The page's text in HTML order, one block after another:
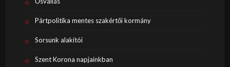
Pártpolitika mentes szakértői kormány
Sorsunk alakítói
Szent Korona napjainkban